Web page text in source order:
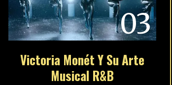
03
Victoria Monét Y Su Arte
Musical R&B